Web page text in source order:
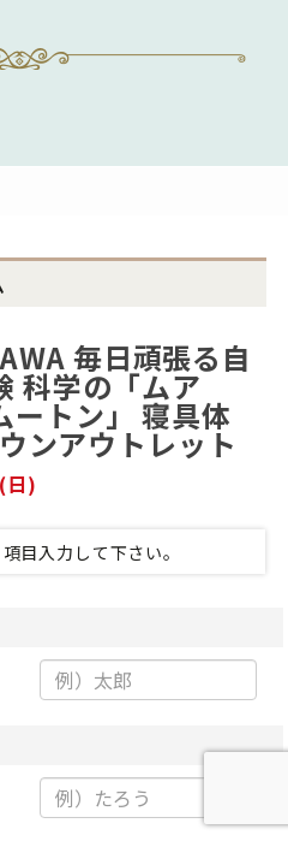
毎日頑張る自
科学の「ムア
トン」 寝具体
ンアウトレット
日)
項目入力して下さい。